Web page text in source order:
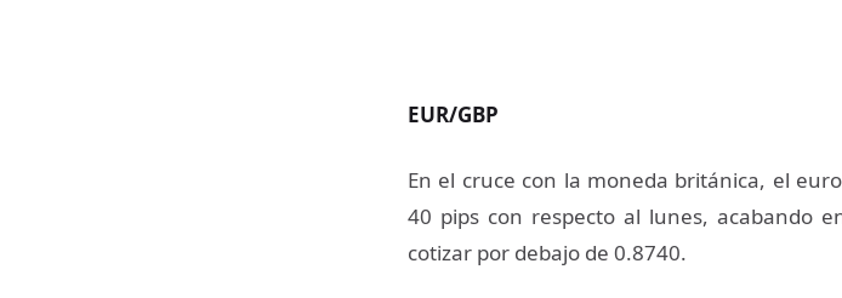
EUR/GBP
En el cruce con la moneda británica, el
40 pips con respecto al lunes, acabando
cotizar por debajo de 0.8740.